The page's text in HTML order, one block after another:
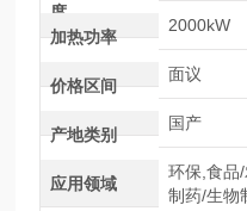
度
加热功率
2000kW
价格区间
面议
产地类别
国产
应用领域
环保,食品
制药/生物